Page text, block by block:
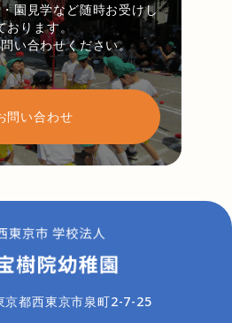
園見学など随時お受けし
おります。
い合わせください。
問い合わせ
都西東京市泉町2-7-25